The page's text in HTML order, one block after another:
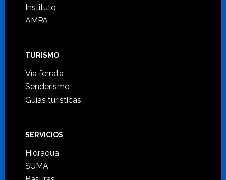
Instituto
AMPA
TURISMO
Vía ferrata
Senderismo
Guías turísticas
SERVICIOS
Hidraqua
SUMA